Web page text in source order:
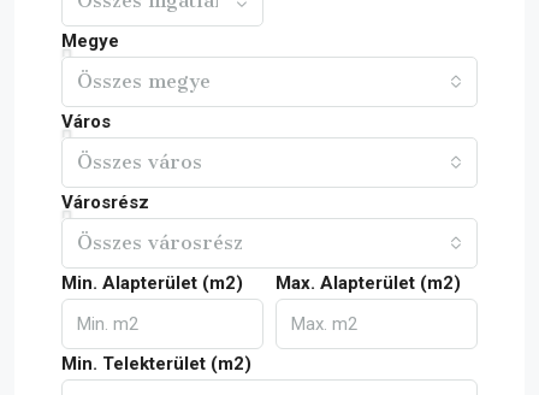
Megye
Összes megye
Város
Összes város
Városrész
Összes városrész
Min. Alapterület (m2) Max. Alapterület (m2)
Min. Telekterület (m2)